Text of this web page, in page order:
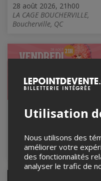
28 août 2026, 21h00
LA CAGE BOUCHERVILLE,
Boucherville, QC
Vendredi c'est
exquis
Bar Le Cocktail, Montréal,
Utilisation
Nous utilisons des
améliorer votre
des fonctionnalités
analyser le trafic de